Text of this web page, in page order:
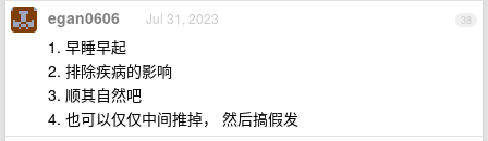
38
egan0606 Jul 31, 2023
1. 早睡早起
2. 排除疾病的影响
3. 顺其自然吧
4. 也可以仅仅中间推掉， 然后搞假发